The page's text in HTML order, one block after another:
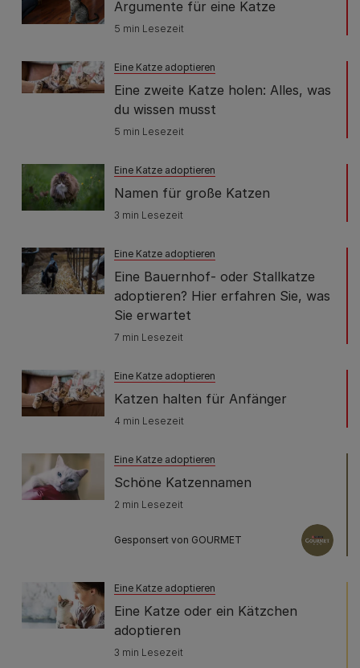
Argumente für eine Katze
5 min Lesezeit
Eine Katze adoptieren
Eine zweite Katze holen: Alles, was
du wissen musst
5 min Lesezeit
Eine Katze adoptieren
Namen für große Katzen
3 min Lesezeit
Eine Katze adoptieren
Eine Bauernhof- oder Stallkatze
adoptieren? Hier erfahren Sie, was
Sie erwartet
7 min Lesezeit
Eine Katze adoptieren
Katzen halten für Anfänger
4 min Lesezeit
Eine Katze adoptieren
Schöne Katzennamen
2 min Lesezeit
Gesponsert von GOURMET
Eine Katze adoptieren
Eine Katze oder ein Kätzchen
adoptieren
3 min Lesezeit